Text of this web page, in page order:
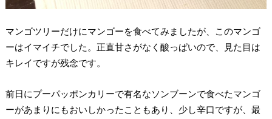
マンゴツリーだけにマンゴーを食べてみましたが、このマンゴ
ーはイマイチでした。正直甘さがなく酸っぱいので、見た目は
キレイですが残念です。
前日にプーパッポンカリーで有名なソンブーンで食べたマンゴ
ーがあまりにもおいしかったこともあり、少し辛口ですが、最